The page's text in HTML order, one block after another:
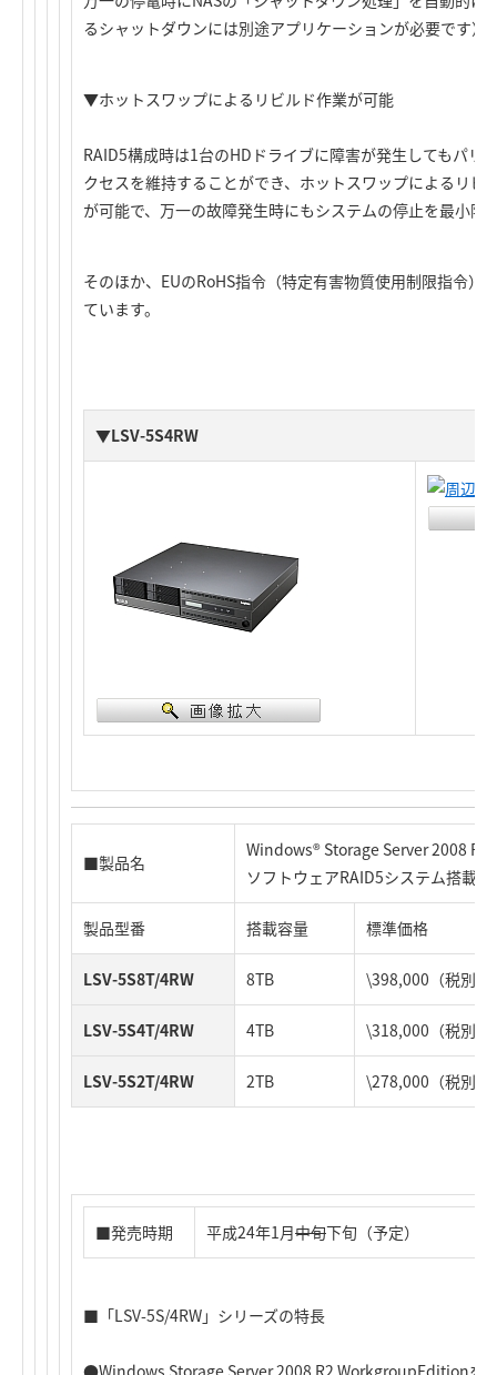
るシャットダウンには別途アプリケーションが必要です）
▼ホットスワップによるリビルド作業が可能
RAID5構成時は1台のHDドライブに障害が発生してもパリ
クセスを維持することができ、ホットスワップによるリビ
が可能で、万一の故障発生時にもシステムの停止を最小限
そのほか、EUのRoHS指令（特定有害物質使用制限指令）
ています。
▼LSV-5S4RW
■製品名
Windows® Storage Server 2008 R2
ソフトウェアRAID5システム搭載
製品型番 搭載容量 標準価格
LSV-5S8T/4RW 8TB \398,000（税別）
LSV-5S4T/4RW 4TB \318,000（税別）
LSV-5S2T/4RW 2TB \278,000（税別）
■発売時期 平成24年1月中旬下旬（予定）
■「LSV-5S/4RW」シリーズの特長
●Windows Storage Server 2008 R2 WorkgroupEditionを